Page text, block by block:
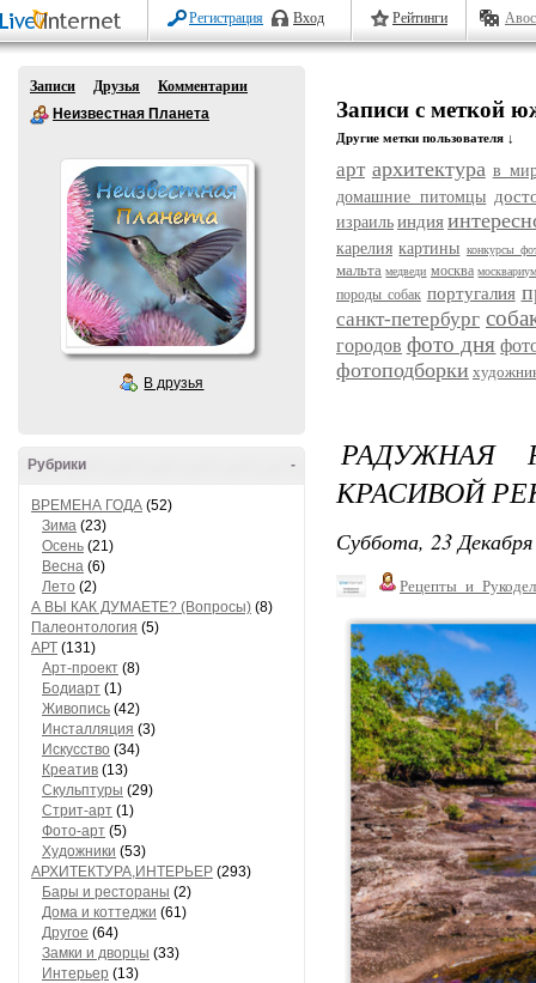
Регистрация Вход Рейтинги
Записи Друзья
Комментарии
Неизвестная Планета
В друзья
-
Рубрики
ВРЕМЕНА ГОДА (52)
Зима (23)
Осень (21)
Весна (6)
Лето (2)
А ВЫ КАК ДУМАЕТЕ? (Вопросы) (8)
Палеонтология (5)
АРТ (131)
Арт-проект (8)
Бодиарт (1)
Живопись (42)
Инсталляция (3)
Искусство (34)
Креатив (13)
Скульптуры (29)
Стрит-арт (1)
Фото-арт (5)
Художники (53)
АРХИТЕКТУРА,ИНТЕРЬЕР (293)
Бары и рестораны (2)
Дома и коттеджи (61)
Другое (64)
Замки и дворцы (33)
Интерьер (13)
Записи с меткой
Другие метки пользователя ↓
арт архитектура в
домашние питомцы
израиль индия
карелия картины конкурсы
мальта медведи москва
породы собак португалия
санкт-петербург
городов фото дня
фотоподборки
РАДУЖНАЯ
КРАСИВОЙ
Суббота, 23